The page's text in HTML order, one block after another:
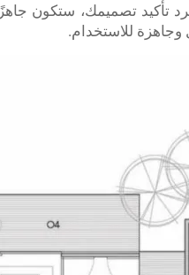
تأكيد تصميمك، ستكون
وجاهزة للاستخدام.